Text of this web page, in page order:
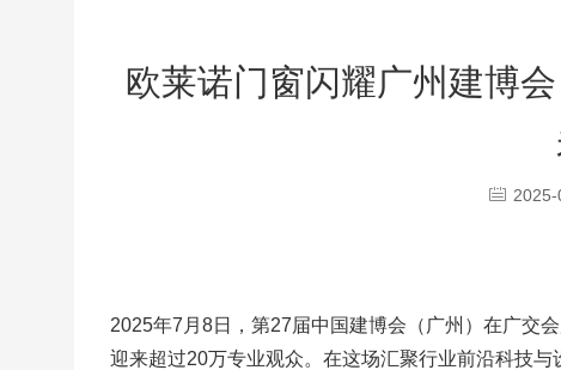
欧莱诺门窗闪耀广州建博
2025-
2025年7月8日，第27届中国建博会（广州）在广交
迎来超过20万专业观众。在这场汇聚行业前沿科技